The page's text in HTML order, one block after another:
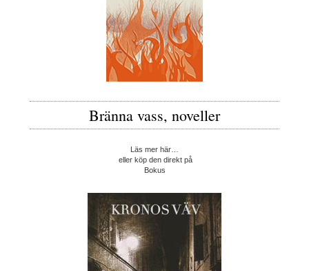
Bränna vass, noveller
Läs mer här…
eller köp den direkt på
Bokus